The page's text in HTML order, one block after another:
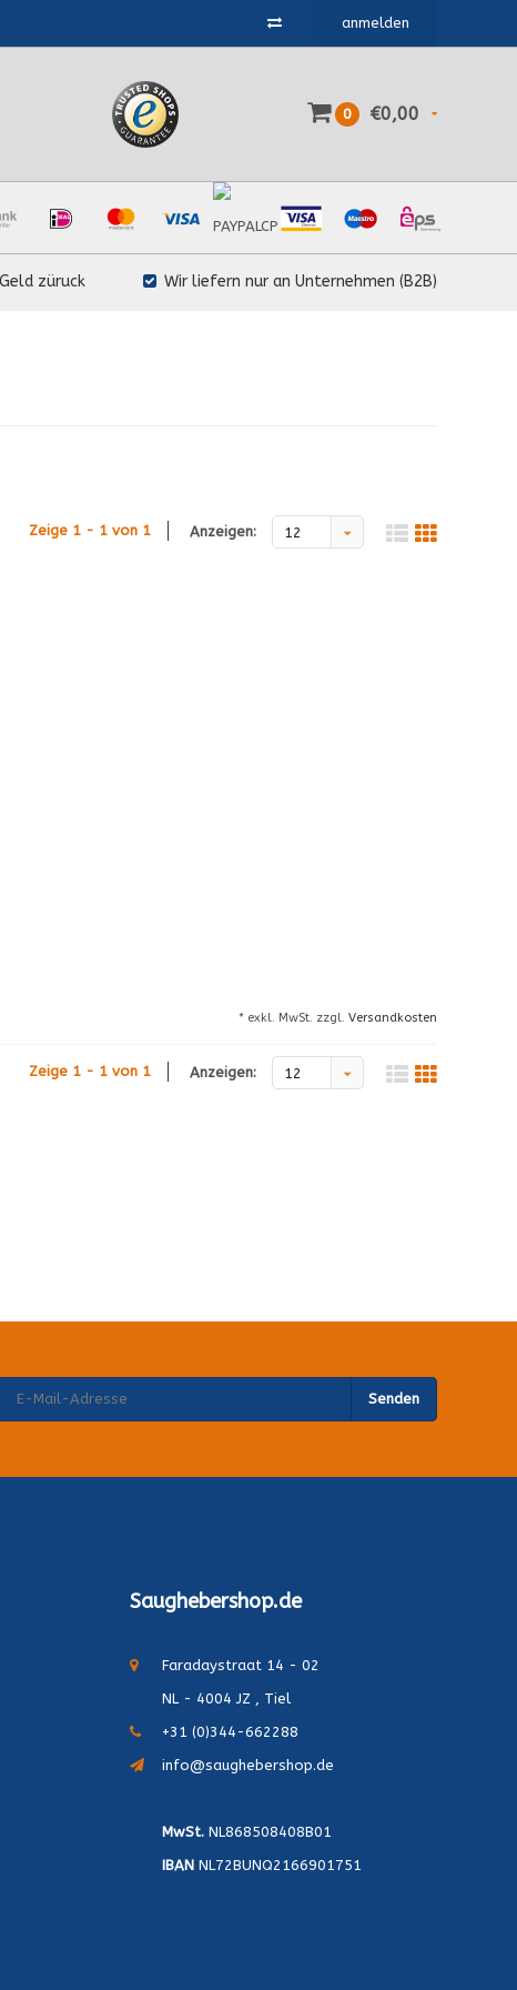
anmelden
0 €0,00
züruck Wir liefern nur an Unternehmen (B2B)
Zeige 1 - 1 von 1 Anzeigen: 12
* exkl. MwSt. zzgl. Versandkosten
Zeige 1 - 1 von 1 Anzeigen: 12
Senden
Saughebershop.de
Faradaystraat 14 - 02
NL - 4004 JZ , Tiel
+31 (0)344-662288
info@saughebershop.de
MwSt.NL868508408B01
IBANNL72BUNQ2166901751